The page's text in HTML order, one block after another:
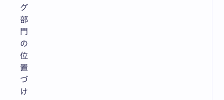
グ
部
門
の
位
置
づ
け